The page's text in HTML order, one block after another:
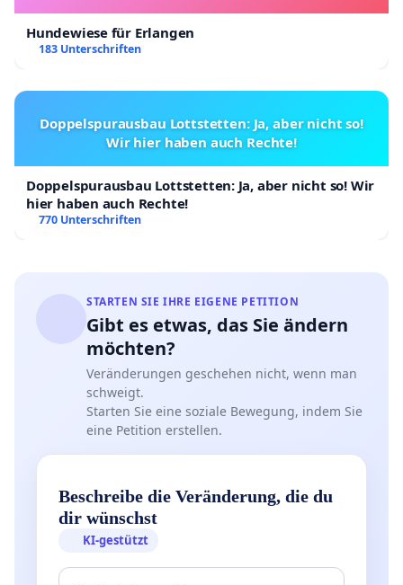
Hundewiese für Erlangen
183 Unterschriften
Doppelspurausbau Lottstetten: Ja, aber nicht so!
Wir hier haben auch Rechte!
Doppelspurausbau Lottstetten: Ja, aber nicht so! Wir
hier haben auch Rechte!
770 Unterschriften
STARTEN SIE IHRE EIGENE PETITION
Gibt es etwas, das Sie ändern
möchten?
Veränderungen geschehen nicht, wenn man
schweigt.
Starten Sie eine soziale Bewegung, indem Sie
eine Petition erstellen.
Beschreibe die Veränderung, die du
dir wünschst
KI-gestützt